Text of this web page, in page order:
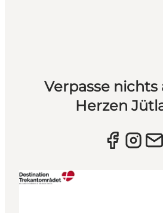
Verpasse nichts
Herzen